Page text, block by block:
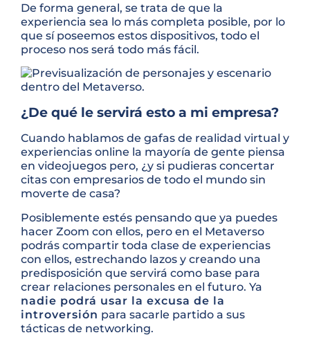
De forma general, se trata de que la
experiencia sea lo más completa posible, por lo
que sí poseemos estos dispositivos, todo el
proceso nos será todo más fácil.
¿De qué le servirá esto a mi empresa?
Cuando hablamos de gafas de realidad virtual y
experiencias online la mayoría de gente piensa
en videojuegos pero, ¿y si pudieras concertar
citas con empresarios de todo el mundo sin
moverte de casa?
Posiblemente estés pensando que ya puedes
hacer Zoom con ellos, pero en el Metaverso
podrás compartir toda clase de experiencias
con ellos, estrechando lazos y creando una
predisposición que servirá como base para
crear relaciones personales en el futuro. Ya
nadie podrá usar la excusa de la
introversión para sacarle partido a sus
tácticas de networking.